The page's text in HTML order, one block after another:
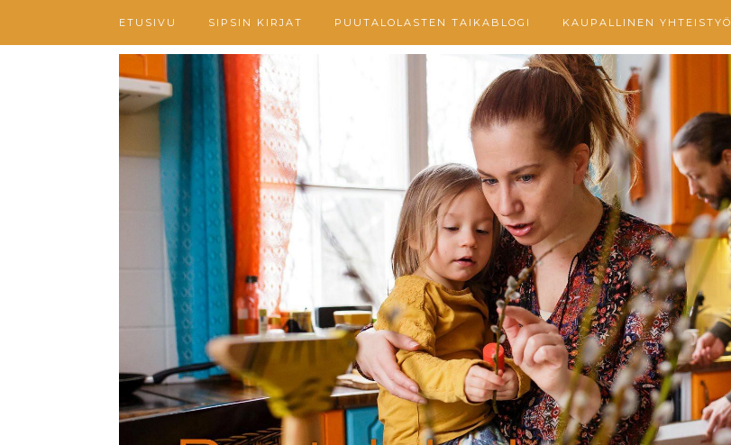
ETUSIVU SIPSIN KIRJAT PUUTALOLASTEN TAIKABLOGI KAUPALLINEN YHTEISTYÖ